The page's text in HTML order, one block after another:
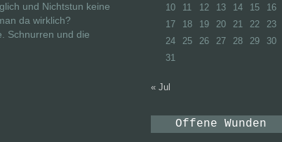
und Nichtstun keine
da wirklich?
Schnurren und die
10
11 12 13 14 15
16
17
18 19 20 21 22
23
24
25 26 27 28 29
30
31
« Jul
Offene Wunden